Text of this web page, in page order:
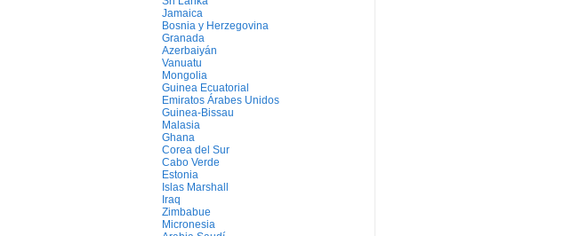
Jamaica
Bosnia y Herzegovina
Granada
Azerbaiyán
Vanuatu
Mongolia
Guinea Ecuatorial
Emiratos Árabes Unidos
Guinea-Bissau
Malasia
Ghana
Corea del Sur
Cabo Verde
Estonia
Islas Marshall
Iraq
Zimbabue
Micronesia